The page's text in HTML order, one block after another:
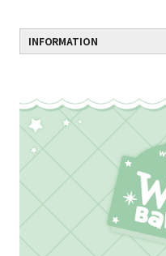
INFORMATION